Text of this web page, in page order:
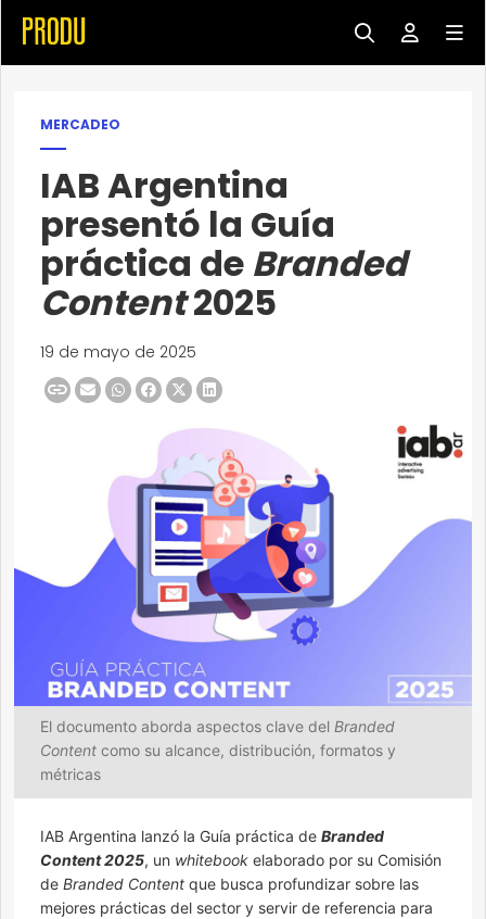
MERCADEO
IAB Argentina
presentó la Guía
práctica de Branded
Content2025
19 de mayo de 2025
El documento aborda aspectos clave del Branded
Content como su alcance, distribución, formatos y
métricas
IAB Argentina lanzó la Guía práctica de Branded
Content 2025, un whitebook elaborado por su Comisión
de Branded Content que busca profundizar sobre las
mejores prácticas del sector y servir de referencia para